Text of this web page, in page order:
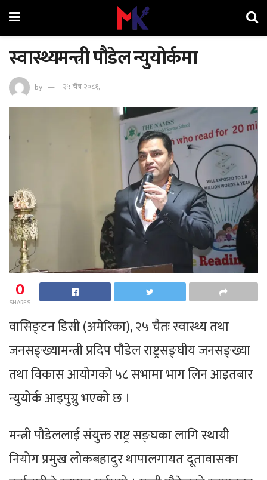
स्वास्थ्यमन्त्री पौडेल न्युयोर्कमा
by २५ चैत्र २०८१,
0
SHARES
वासिङ्टन डिसी (अमेरिका), २५ चैतः स्वास्थ्य तथा
जनसङ्ख्यामन्त्री प्रदिप पौडेल राष्ट्रसङ्घीय जनसङ्ख्या
तथा विकास आयोगको ५८ सभामा भाग लिन आइतबार
न्युयोर्क आइपुग्नु भएको छ ।
मन्त्री पौडेललाई संयुक्त राष्ट्र सङ्घका लागि स्थायी
नियोग प्रमुख लोकबहादुर थापालगायत दूतावासका